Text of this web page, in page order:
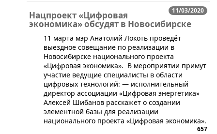
11/03/2020
Нацпроект «Цифровая
экономика» обсудят в Новосибирске
​11 марта мэр Анатолий Локоть проведёт
выездное совещание по реализации в
Новосибирске национального проекта
«Цифровая экономика». В мероприятии примут
участие ведущие специалисты в области
цифровых технологий: — исполнительный
директор ассоциации «Цифровая энергетика»
Алексей Шибанов расскажет о создании
элементной базы для реализации
национального проекта «Цифровая экономика».
657